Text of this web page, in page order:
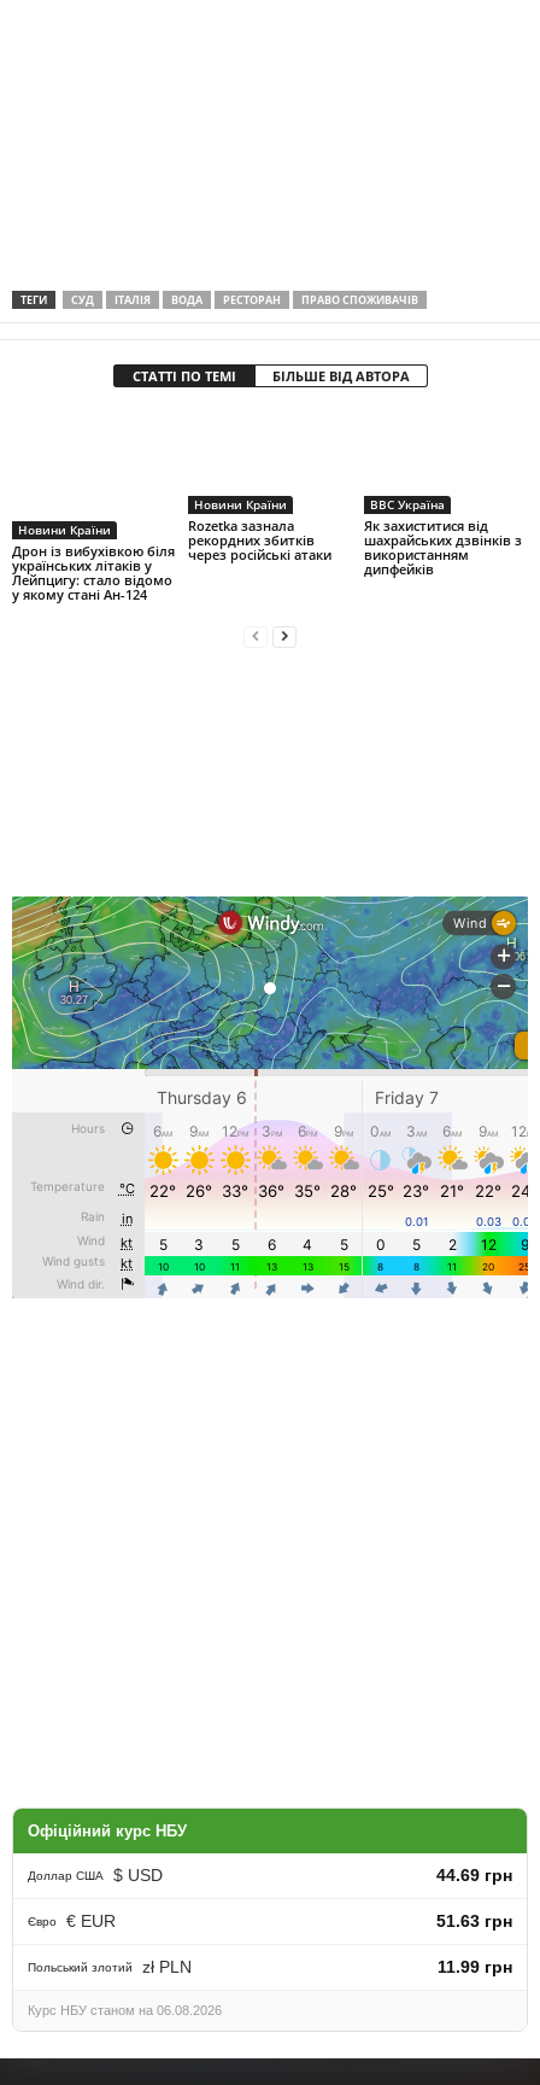
ТЕГИ СУД ІТАЛІЯ ВОДА РЕСТОРАН ПРАВО СПОЖИВАЧІВ
СТАТТІ ПО ТЕМІ БІЛЬШЕ ВІД АВТОРА
Новини Країни
Дрон із вибухівкою біля
українських літаків у
Лейпцигу: стало відомо
у якому стані Ан-124
Новини Країни
Rozetka зазнала
рекордних збитків
через російські атаки
BBC Україна
Як захиститися від
шахрайських дзвінків з
використанням
дипфейків
Офіційний курс НБУ
Доллар США $ USD 44.69 грн
Євро € EUR 51.63 грн
Польський злотий zł PLN 11.99 грн
Курс НБУ станом на 06.08.2026